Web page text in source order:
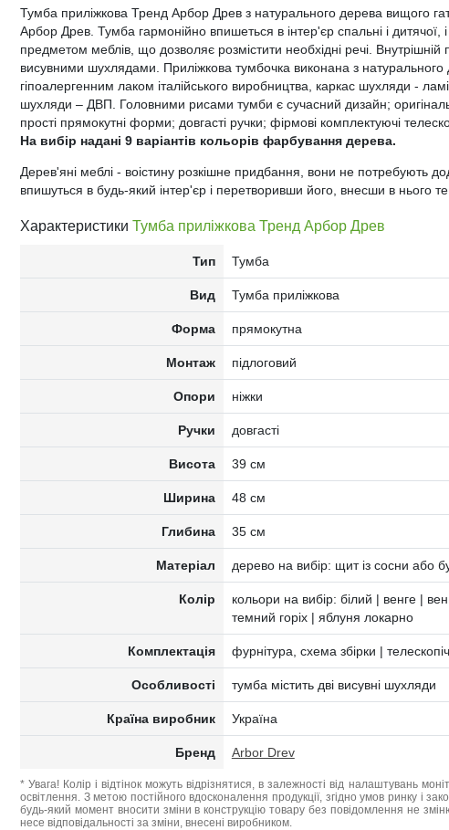
Тумба приліжкова Тренд Арбор Древ з натурального дерева вищого
Арбор Древ. Тумба гармонійно впишеться в інтер'єр спальні і
предметом меблів, що дозволяє розмістити необхідні речі.
висувними шухлядами. Приліжкова тумбочка виконана з натурального
гіпоалергенним лаком італійського виробництва, каркас шухляди -
шухляди – ДВП. Головними рисами тумби є сучасний дизайн;
прості прямокутні форми; довгасті ручки; фірмові комплектуючі
На вибір надані 9 варіантів кольорів фарбування дерева.
Дерев'яні меблі - воістину розкішне придбання, вони не потребують
впишуться в будь-який інтер'єр і перетворивши його, внесши в нього
Характеристики Тумба приліжкова Тренд Арбор Древ
Тип Тумба
Вид Тумба приліжкова
Форма прямокутна
Монтаж підлоговий
Опори ніжки
Ручки довгасті
Висота 39 см
Ширина 48 см
Глибина 35 см
Матеріал дерево на вибір: щит із сосни або
Колір
кольори на вибір: білий | венге |
темний горіх | яблуня локарно
Комплектація фурнітура, схема збірки |
Особливості тумба містить дві висувні шухляди
Країна виробник Україна
Бренд Arbor Drev
* Увага! Колір і відтінок можуть відрізнятися, в залежності від налаштувань
освітлення. З метою постійного вдосконалення продукції, згідно умов ринку і
будь-який момент вносити зміни в конструкцію товару без повідомлення не
несе відповідальності за зміни, внесені виробником.